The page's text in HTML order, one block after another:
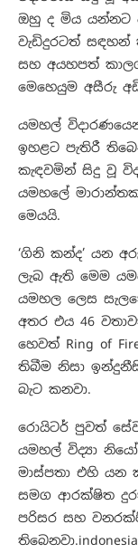
ඔහු ද මිය යන්නට
වැඩිදුරටත් සඳහන්
සහ අයහපත්
මෙහෙයුම අසීරු
යමහල්
ඉහළට පැතිරී
කැඳවමින් සිදු වූ
යමහලේ
මෙයයි.
‘ගිනි කන්ද’ යන
ලැබ ඇති මෙම
යමහල ලෙස
අතර එය 46
හෙවත් Ring of
තිබීම නිසා
බැට කනවා.
රොයිටර් පුවත්
යමහල් විද්‍යා
මාස්පතා එහි
සමග ආරක්ෂිත
පරිසර සහ